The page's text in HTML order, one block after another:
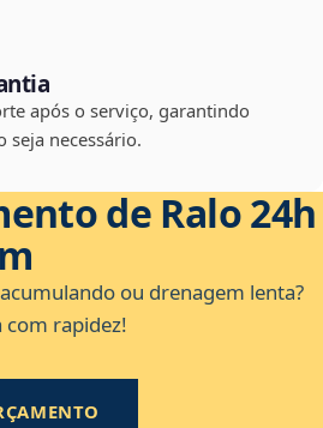
após o serviço, garantindo
seja necessário.
de Ralo 24h
ou drenagem lenta?
com rapidez!